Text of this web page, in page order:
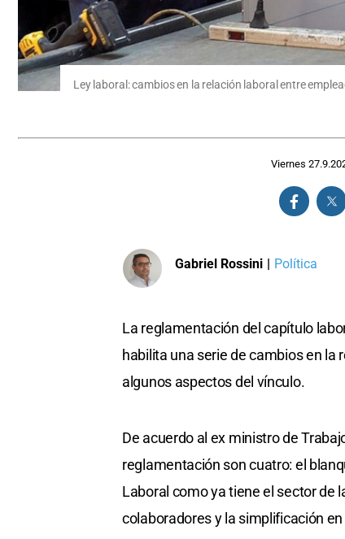
Ley laboral: cambios en la relación laboral entre
Viernes
Gabriel Rossini | Política
La reglamentación del capítulo
habilita una serie de cambios en
algunos aspectos del vínculo.
De acuerdo al ex ministro de
reglamentación son cuatro: el
Laboral como ya tiene el sector de
colaboradores y la simplificación